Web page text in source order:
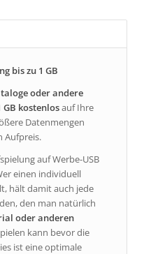
bis zu 1 GB
oder andere
kostenlosauf Ihre
Datenmengen
Aufpreis.
auf Werbe-USB
einen individuell
hält damit auch jede
den man natürlich
oder anderen
kann bevor die
ist eine optimale